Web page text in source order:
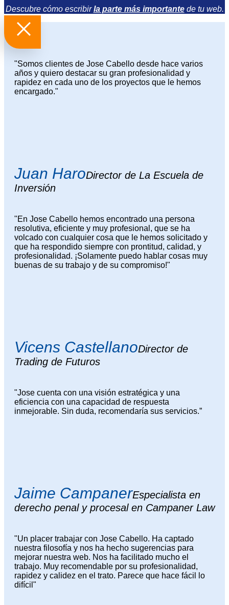
Descubre cómo escribirla parte más importantede tu web.
"Somos clientes de Jose Cabello desde hace varios
años y quiero destacar su gran profesionalidad y
rapidez en cada uno de los proyectos que le hemos
encargado."
Juan HaroDirector de La Escuela de
Inversión
"En Jose Cabello hemos encontrado una persona
resolutiva, eficiente y muy profesional, que se ha
volcado con cualquier cosa que le hemos solicitado y
que ha respondido siempre con prontitud, calidad, y
profesionalidad. ¡Solamente puedo hablar cosas muy
buenas de su trabajo y de su compromiso!"
Vicens CastellanoDirector de
Trading de Futuros
"Jose cuenta con una visión estratégica y una
eficiencia con una capacidad de respuesta
inmejorable. Sin duda, recomendaría sus servicios.”
Jaime CampanerEspecialista en
derecho penal y procesal en Campaner Law
"Un placer trabajar con Jose Cabello. Ha captado
nuestra filosofía y nos ha hecho sugerencias para
mejorar nuestra web. Nos ha facilitado mucho el
trabajo. Muy recomendable por su profesionalidad,
rapidez y calidez en el trato. Parece que hace fácil lo
difícil"